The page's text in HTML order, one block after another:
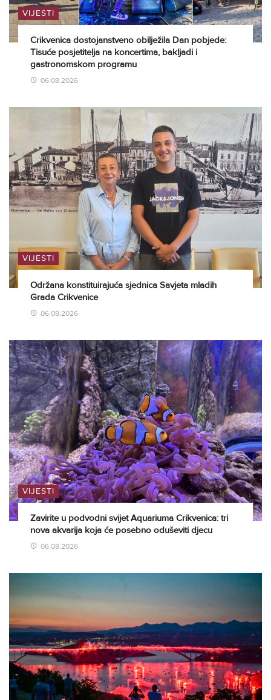
VIJESTI
Crikvenica dostojanstveno obilježila Dan pobjede:
Tisuće posjetitelja na koncertima, bakljadi i
gastronomskom programu
06.08.2026
VIJESTI
Održana konstituirajuća sjednica Savjeta mladih
Grada Crikvenice
06.08.2026
VIJESTI
Zavirite u podvodni svijet Aquariuma Crikvenica: tri
nova akvarija koja će posebno oduševiti djecu
06.08.2026